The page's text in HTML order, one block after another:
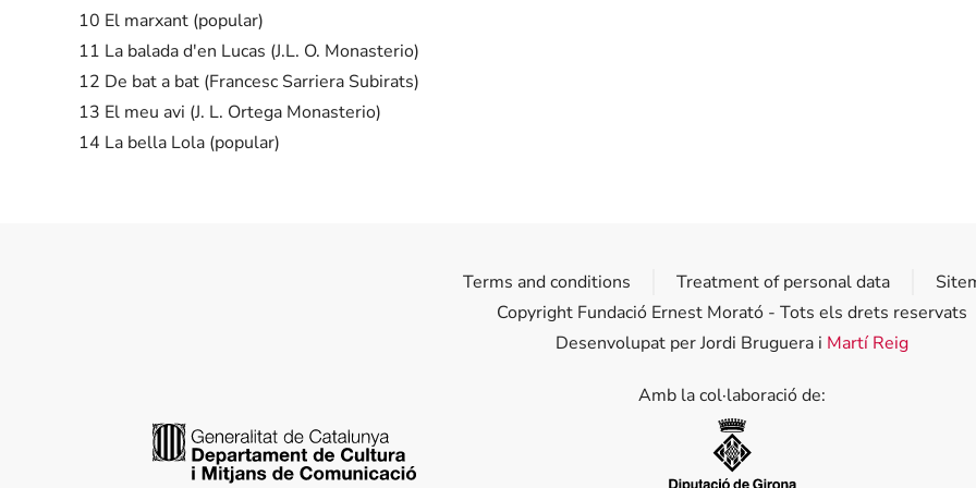
10 El marxant (popular)
11 La balada d'en Lucas (J.L. O. Monasterio)
12 De bat a bat (Francesc Sarriera Subirats)
13 El meu avi (J. L. Ortega Monasterio)
14 La bella Lola (popular)
Terms and conditions Treatment of personal data
Copyright Fundació Ernest Morató - Tots els drets reservats
Desenvolupat per Jordi Bruguera i Martí Reig
Amb la col·laboració de:
Generalitat de Catalunya Diputació de Girona